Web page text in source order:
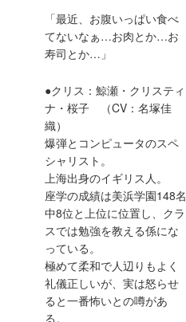
「最近、お腹いっぱい食べ
てないなぁ…お肉とか…お
寿司とか…」
●クリス：鯨瀬・クリスティ
ナ・桜子 （CV：名塚佳
織）
爆弾とコンピュータのスペ
シャリスト。
上海出身のイギリス人。
座学の成績は美浜学園148名
中8位と上位に位置し、クラ
スでは勉強を教える係にな
っている。
極めて柔和で人辺りもよく
礼儀正しいが、実は怒らせ
ると一番怖いとの噂があ
る。